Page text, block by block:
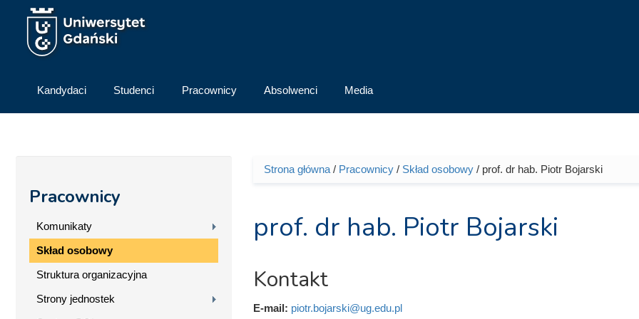
Przejdź do treści
Kandydaci Studenci Pracownicy Absolwenci Media
Pracownicy
Komunikaty
Skład osobowy
Struktura organizacyjna
Strony jednostek
Jesteś tutaj
Strona główna/ Pracownicy/ Skład osobowy/ prof. dr hab. Piotr Bojarski
prof. dr hab. Piotr Bojarski
Kontakt
E-mail: piotr.bojarski@ug.edu.pl